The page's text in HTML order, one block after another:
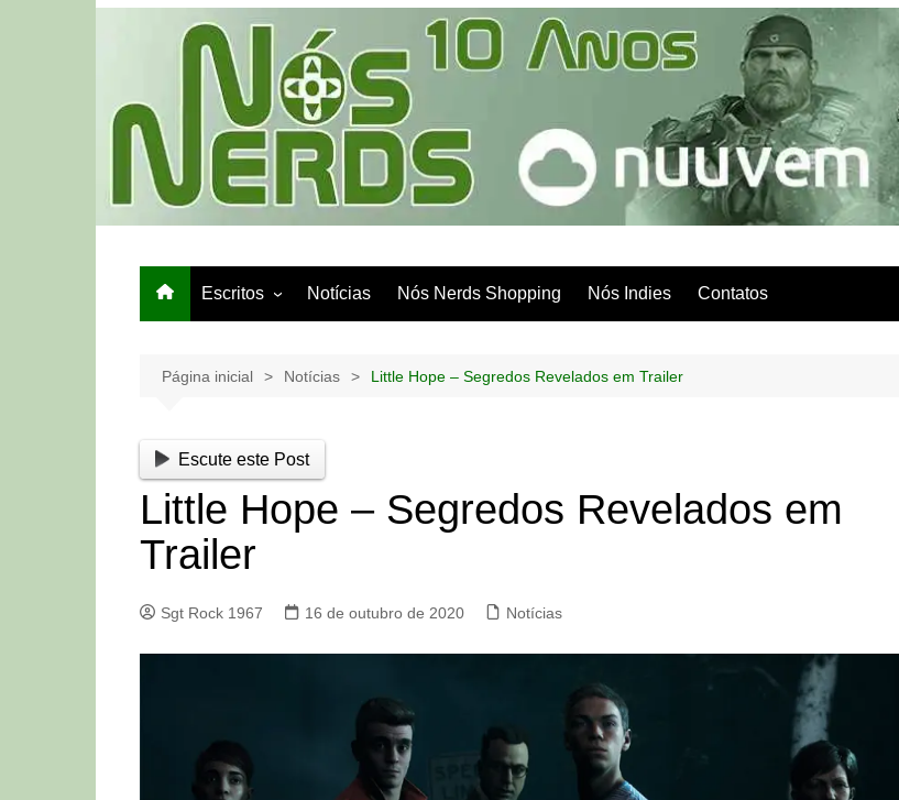
Escritos
Papo de Bar
Notícias Nós Nerds Shopping Nós Indies Contatos
Página inicial Notícias Little Hope – Segredos Revelados em Trailer
Escute este Post
Little Hope – Segredos Revelados em
Trailer
Sgt Rock 1967 16 de outubro de 2020 Notícias